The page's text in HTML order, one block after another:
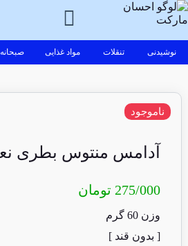
نوشیدنی تنقلات مواد غذایی
آدامس منتوس بطری
275/000 تومان
وزن 60 گرم
[ بدون قند ]
ناموجود